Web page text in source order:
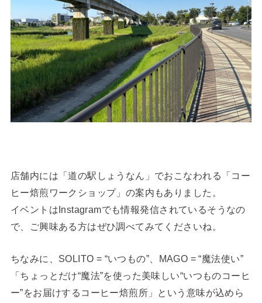
店舗内には「道の駅しょうなん」でおこなわれる「コー
ヒー焙煎ワークショップ」の案内もありました。
イベントはInstagramでも情報発信されているそうなの
で、ご興味ある方はぜひ調べてみてくださいね。
ちなみに、SOLITO = “いつもの”、MAGO = “魔法使い”
「ちょっとだけ“魔法”を使った美味しい“いつものコーヒ
ー”をお届けするコーヒー焙煎所」という意味が込めら